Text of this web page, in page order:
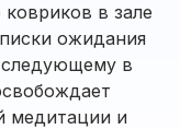
в зале
ожидания
в
медитации и